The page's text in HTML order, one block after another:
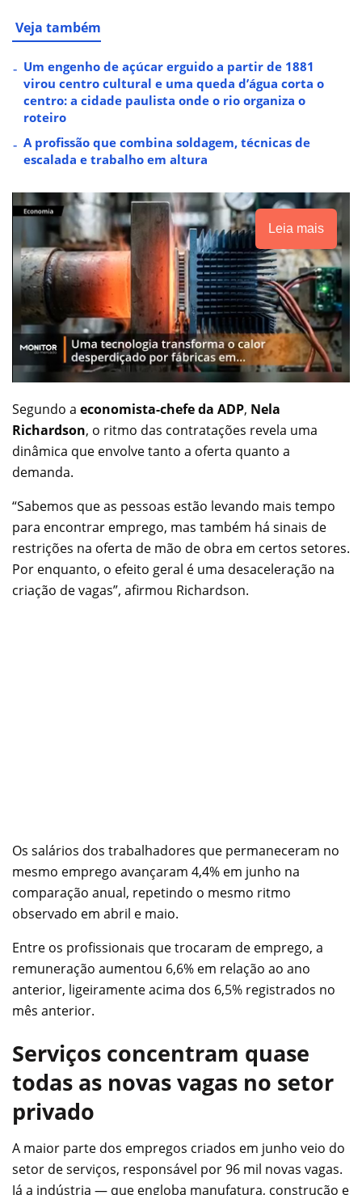
Veja também
Um engenho de açúcar erguido a partir de 1881
virou centro cultural e uma queda d’água corta o
centro: a cidade paulista onde o rio organiza o
roteiro
A profissão que combina soldagem, técnicas de
escalada e trabalho em altura
Leia mais
Segundo a economista-chefe da ADP, Nela
Richardson, o ritmo das contratações revela uma
dinâmica que envolve tanto a oferta quanto a
demanda.
“Sabemos que as pessoas estão levando mais tempo
para encontrar emprego, mas também há sinais de
restrições na oferta de mão de obra em certos setores.
Por enquanto, o efeito geral é uma desaceleração na
criação de vagas”, afirmou Richardson.
Os salários dos trabalhadores que permaneceram no
mesmo emprego avançaram 4,4% em junho na
comparação anual, repetindo o mesmo ritmo
observado em abril e maio.
Entre os profissionais que trocaram de emprego, a
remuneração aumentou 6,6% em relação ao ano
anterior, ligeiramente acima dos 6,5% registrados no
mês anterior.
Serviços concentram quase
todas as novas vagas no setor
privado
A maior parte dos empregos criados em junho veio do
setor de serviços, responsável por 96 mil novas vagas.
Já a indústria — que engloba manufatura, construção e